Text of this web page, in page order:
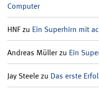
Computer
HNFzu Ein Superhirn mit
Andreas Müllerzu Ein
Jay Steelezu Das erste